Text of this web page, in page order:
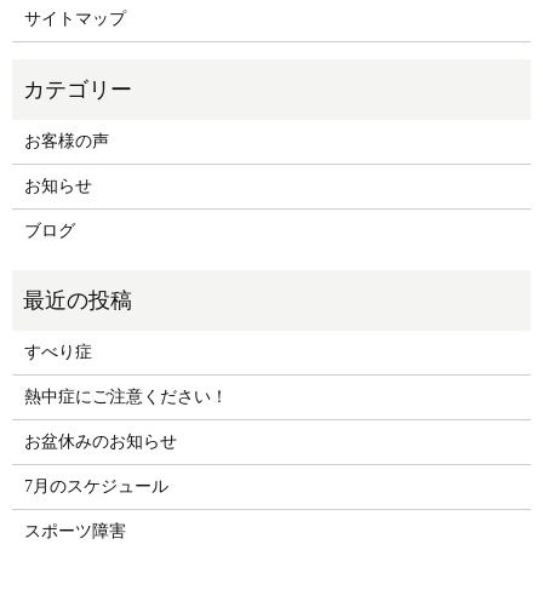
サイトマップ
お客様の声
お知らせ
ブログ
すべり症
熱中症にご注意ください！
お盆休みのお知らせ
7月のスケジュール
スポーツ障害